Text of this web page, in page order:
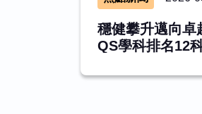
穩健攀升邁向
QS學科排名12